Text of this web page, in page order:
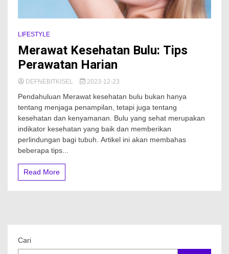
LIFESTYLE
Merawat Kesehatan Bulu: Tips
Perawatan Harian
DEFNEBITKISEL 2023-12-23
Pendahuluan Merawat kesehatan bulu bukan hanya
tentang menjaga penampilan, tetapi juga tentang
kesehatan dan kenyamanan. Bulu yang sehat merupakan
indikator kesehatan yang baik dan memberikan
perlindungan bagi tubuh. Artikel ini akan membahas
beberapa tips...
Read More
Cari